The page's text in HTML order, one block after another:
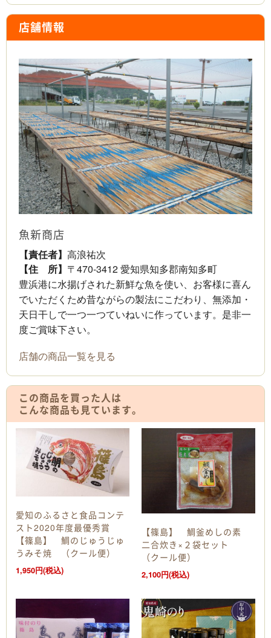
店舗情報
魚新商店
【責任者】 高浪祐次
【住 所】 〒470-3412 愛知県知多郡南知多町
豊浜港に水揚げされた新鮮な魚を使い、お客様に喜ん
でいただくため昔ながらの製法にこだわり、無添加・
天日干しで一つ一つていねいに作っています。是非一
度ご賞味下さい。
店舗の商品一覧を見る
この商品を買った人は
こんな商品も見ています。
愛知のふるさと食品コンテ
スト2020年度最優秀賞
【篠島】 鯛のじゅうじゅ
うみそ焼 （クール便）
1,950円(税込)
【篠島】 鯛釜めしの素
二合炊き×２袋セット
（クール便）
2,100円(税込)